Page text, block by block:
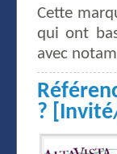
Cette
qui ont
avec
?